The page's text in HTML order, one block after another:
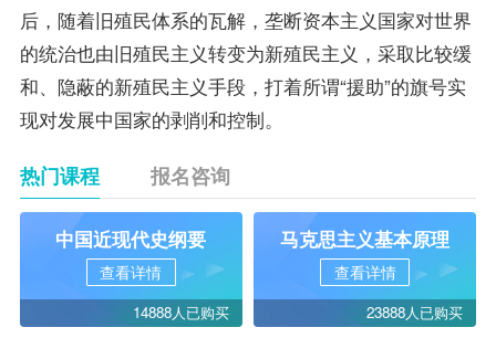
后，随着旧殖民体系的瓦解，垄断资本主义国家对世界
的统治也由旧殖民主义转变为新殖民主义，采取比较缓
和、隐蔽的新殖民主义手段，打着所谓“援助”的旗号实
现对发展中国家的剥削和控制。
热门课程 报名咨询
中国近现代史纲要
查看详情
14888人已购买
马克思主义基本原理
查看详情
23888人已购买